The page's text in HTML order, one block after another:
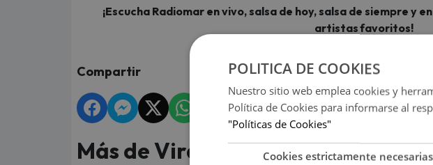
¡Escucha Radiomar en vivo, salsa de hoy, salsa de siempre y
artistas favoritos!
Compartir
Más de Virales
POLITICA DE COOKIES
Nuestro sitio web emplea cookies y
Política de Cookies para informarse al
"Políticas de Cookies"
Cookies estrictamente necesarias